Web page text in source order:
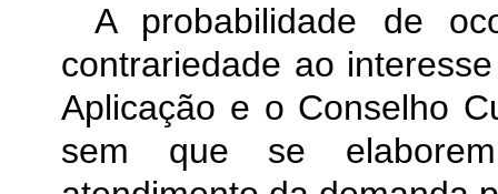
A probabilidade de
contrariedade ao
Aplicação e o Conselho
sem que se